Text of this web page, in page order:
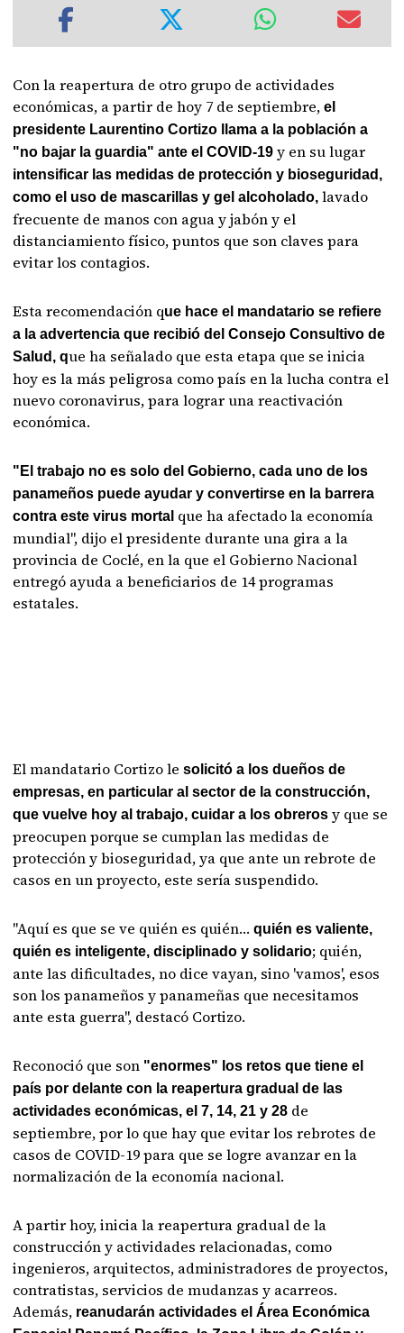
Con la reapertura de otro grupo de actividades
económicas, a partir de hoy 7 de septiembre, el
presidente Laurentino Cortizo llama a la población a
"no bajar la guardia" ante el COVID-19 y en su lugar
intensificar las medidas de protección y bioseguridad,
como el uso de mascarillas y gel alcoholado, lavado
frecuente de manos con agua y jabón y el
distanciamiento físico, puntos que son claves para
evitar los contagios.
Esta recomendación que hace el mandatario se refiere
a la advertencia que recibió del Consejo Consultivo de
Salud, que ha señalado que esta etapa que se inicia
hoy es la más peligrosa como país en la lucha contra el
nuevo coronavirus, para lograr una reactivación
económica.
"El trabajo no es solo del Gobierno, cada uno de los
panameños puede ayudar y convertirse en la barrera
contra este virus mortal que ha afectado la economía
mundial", dijo el presidente durante una gira a la
provincia de Coclé, en la que el Gobierno Nacional
entregó ayuda a beneficiarios de 14 programas
estatales.
El mandatario Cortizo lesolicitó a los dueños de
empresas, en particular al sector de la construcción,
que vuelve hoy al trabajo, cuidar a los obrerosy que se
preocupen porque se cumplan las medidas de
protección y bioseguridad, ya que ante un rebrote de
casos en un proyecto, este sería suspendido.
"Aquí es que se ve quién es quién…quién es valiente,
quién es inteligente, disciplinado y solidario; quién,
ante las dificultades, no dice vayan, sino 'vamos', esos
son los panameños y panameñas que necesitamos
ante esta guerra", destacó Cortizo.
Reconoció que son "enormes" los retos que tiene el
país por delante con la reapertura gradual de las
actividades económicas, el 7, 14, 21 y 28 de
septiembre, por lo que hay que evitar los rebrotes de
casos de COVID-19 para que se logre avanzar en la
normalización de la economía nacional.
A partir hoy, inicia la reapertura gradual de la
construcción y actividades relacionadas, como
ingenieros, arquitectos, administradores de proyectos,
contratistas, servicios de mudanzas y acarreos.
Además, reanudarán actividades el Área Económica